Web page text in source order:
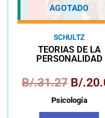
AGOTADO
SCHULTZ
TEORÍAS DE LA
PERSONALIDAD
B/.31.27 B/.
Psicología